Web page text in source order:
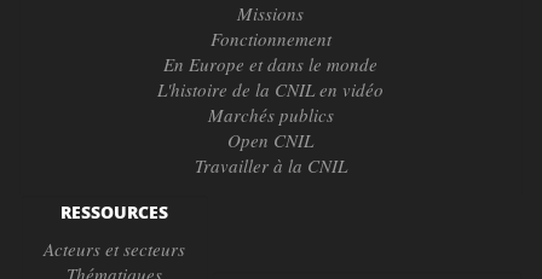
Missions
Fonctionnement
En Europe et dans le monde
L'histoire de la CNIL en vidéo
Marchés publics
Open CNIL
Travailler à la CNIL
RESSOURCES
Acteurs et secteurs